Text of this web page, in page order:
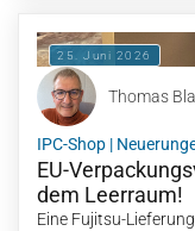
25. Juni 2026
Thomas
IPC-Shop |
EU-
dem Leerraum!
Eine Fujitsu-